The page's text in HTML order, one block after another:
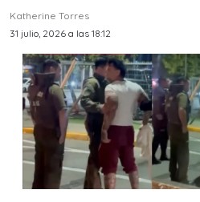
Katherine Torres
31 julio, 2026 a las 18:12